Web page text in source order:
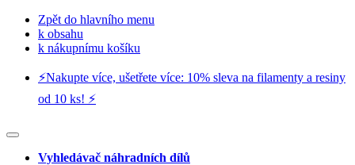
Zpět do hlavního menu
k obsahu
k nákupnímu košíku
⚡️Nakupte více, ušetřete více: 10% sleva na filamenty a resiny
od 10 ks! ⚡️
Vyhledávač náhradních dílů